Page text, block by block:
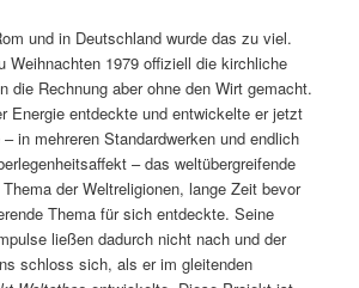
und in Deutschland wurde das zu viel.
Weihnachten 1979 offiziell die kirchliche
die Rechnung aber ohne den Wirt gemacht.
Energie entdeckte und entwickelte er jetzt
in mehreren Standardwerken und endlich
– das weltübergreifende
der Weltreligionen, lange Zeit bevor
Thema für sich entdeckte. Seine
ließen dadurch nicht nach und der
schloss sich, als er im gleitenden